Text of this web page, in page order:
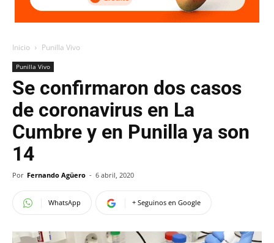
Inicio Punilla Vivo
Punilla Vivo
Se confirmaron dos casos
de coronavirus en La
Cumbre y en Punilla ya son
14
Por Fernando Agüero - 6 abril, 2020
WhatsApp + Seguinos en Google